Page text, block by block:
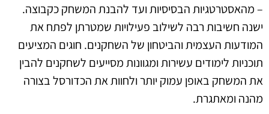
– מהאסטרטגיות הבסיסיות ועד להבנת המשחק כקבוצה.
ישנה חשיבות רבה לשילוב פעילויות שמטרתן לפתח את
המודעות העצמית והביטחון של השחקנים. חוגים המציעים
תוכניות לימודים עשירות ומגוונות מסייעים לשחקנים להבין
את המשחק באופן עמוק יותר ולחוות את הכדורסל בצורה
מהנה ומאתגרת.